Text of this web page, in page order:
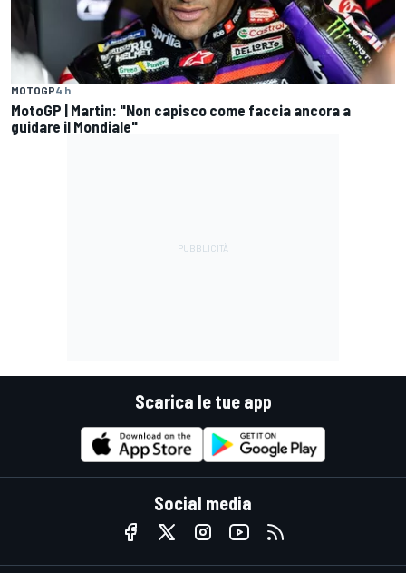
MOTOGP4 h
MotoGP | Martin: "Non capisco come faccia ancora a
guidare il Mondiale"
Scarica le tue app
Social media